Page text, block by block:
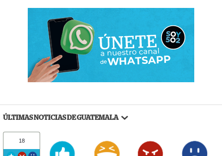
ÚLTIMAS NOTICIAS DE GUATEMALA
18